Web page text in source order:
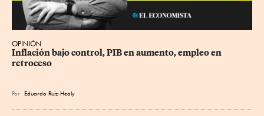
OPINIÓN
Inflación bajo control, PIB en aumento, empleo en
retroceso
Por Eduardo Ruiz-Healy